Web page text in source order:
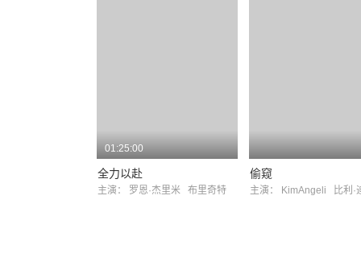
01:25:00
全力以赴
主演： 罗恩·杰里米 布里奇特
偷窥
主演： KimAngeli 比利